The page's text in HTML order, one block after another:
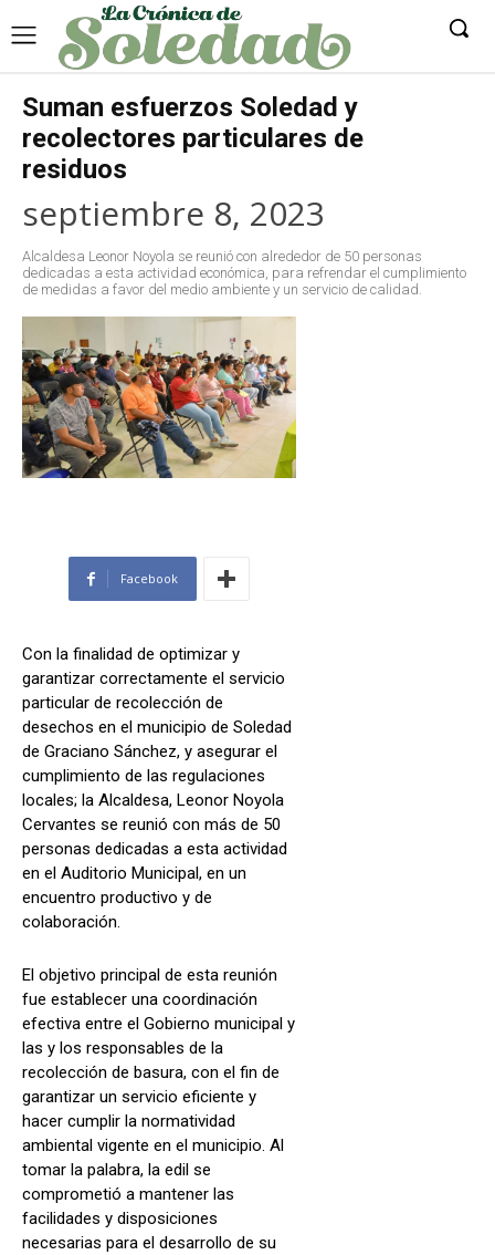
Suman esfuerzos Soledad y
recolectores particulares de
residuos
septiembre 8, 2023
Alcaldesa Leonor Noyola se reunió con alrededor de 50 personas
dedicadas a esta actividad económica, para refrendar el cumplimiento
de medidas a favor del medio ambiente y un servicio de calidad.
Facebook
Con la finalidad de optimizar y
garantizar correctamente el servicio
particular de recolección de
desechos en el municipio de Soledad
de Graciano Sánchez, y asegurar el
cumplimiento de las regulaciones
locales; la Alcaldesa, Leonor Noyola
Cervantes se reunió con más de 50
personas dedicadas a esta actividad
en el Auditorio Municipal, en un
encuentro productivo y de
colaboración.
El objetivo principal de esta reunión
fue establecer una coordinación
efectiva entre el Gobierno municipal y
las y los responsables de la
recolección de basura, con el fin de
garantizar un servicio eficiente y
hacer cumplir la normatividad
ambiental vigente en el municipio. Al
tomar la palabra, la edil se
comprometió a mantener las
facilidades y disposiciones
necesarias para el desarrollo de su